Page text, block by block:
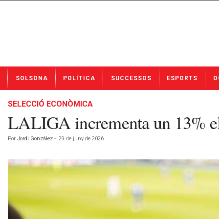
t
SOLSONA POLÍTICA SUCCESSOS ESPORTS
SELECCIÓ ECONÒMICA
LALIGA incrementa un 13%
Por Jordi González - 29 de juny de 2026